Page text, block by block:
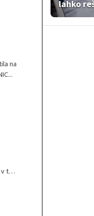
na
tej
lahko